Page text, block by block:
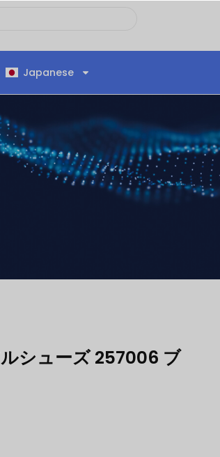
Japanese
シューズ 257006 ブ